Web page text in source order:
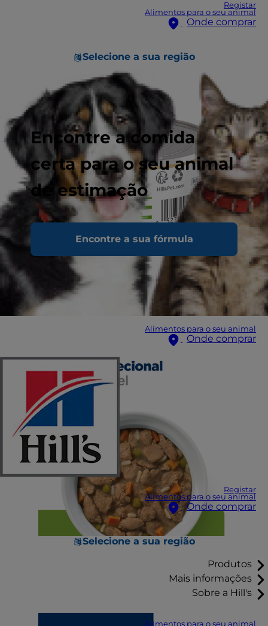
Registar
Alimentos para o seu animal
Onde comprar
Selecione a sua região
Encontre a comida
certa para o seu animal
de estimação
Encontre a sua fórmula
Alimentos para o seu animal
Onde comprar
Registar
Alimentos para o seu animal
Onde comprar
Selecione a sua região
Produtos
Mais informações
Sobre a Hill's
Alimentos para o seu animal